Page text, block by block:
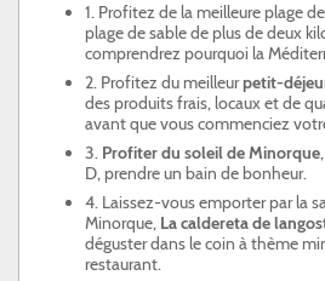
1. Profitez de la meilleure plage
plage de sable de plus de deux
comprendrez pourquoi la
2. Profitez du meilleurpetit-
des produits frais, locaux et de
avant que vous commenciez
3. Profiter du soleil de Minorque
D, prendre un bain de bonheur.
4. Laissez-vous emporter par la
Minorque, La caldereta de
déguster dans le coin à thème
restaurant.